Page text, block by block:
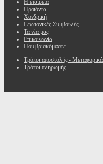
Η εταιρεία
Προϊόντα
Χονδρική
Γεωπονικές Συμβουλές
Τα νέα μας
Επικοινωνία
Που βρισκόμαστε
Τρόποι αποστολής - Μεταφορικά
Τρόποι πληρωμής